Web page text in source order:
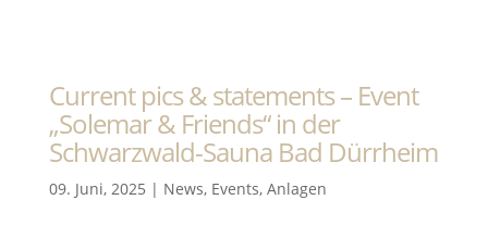
Current pics & statements – Event
„Solemar & Friends“ in der
Schwarzwald-Sauna Bad Dürrheim
09. Juni, 2025 | News, Events, Anlagen